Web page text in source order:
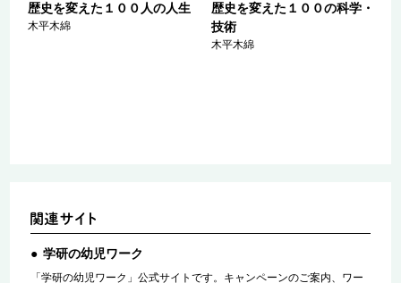
歴史を変えた１００人の人生
木平木綿
歴史を変えた１００の科学・
技術
木平木綿
学研の幼児ワーク
「学研の幼児ワーク」公式サイトです。キャンペーンのご案内、ワー